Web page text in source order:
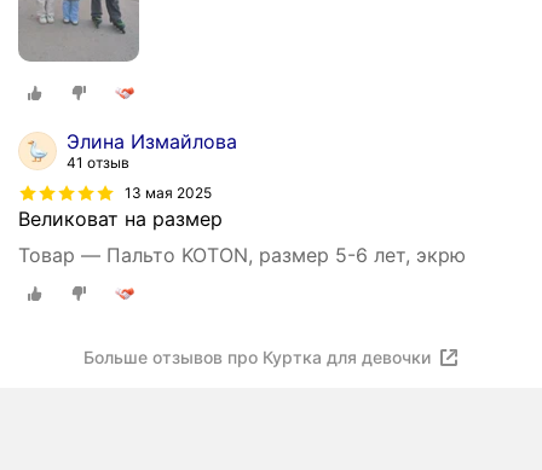
Элина Измайлова
41 отзыв
13 мая 2025
Великоват на размер
Товар — Пальто KOTON, размер 5-6 лет, экрю
Больше отзывов про Куртка для девочки